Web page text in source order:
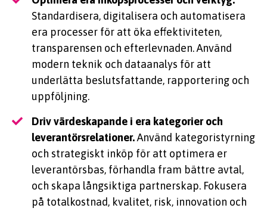
Standardisera, digitalisera och automatisera
era processer för att öka effektiviteten,
transparensen och efterlevnaden. Använd
modern teknik och dataanalys för att
underlätta beslutsfattande, rapportering och
uppföljning.
Driv värdeskapande i era kategorier och
leverantörsrelationer.Använd kategoristyrning
och strategiskt inköp för att optimera er
leverantörsbas, förhandla fram bättre avtal,
och skapa långsiktiga partnerskap. Fokusera
på totalkostnad, kvalitet, risk, innovation och